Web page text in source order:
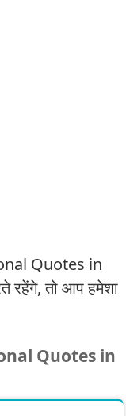
Quotes in